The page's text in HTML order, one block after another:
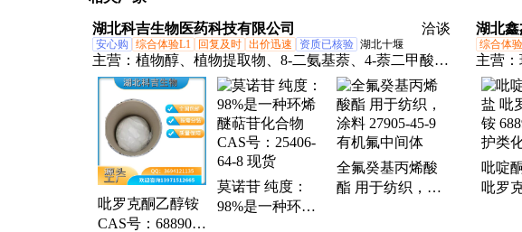
305nm。需有标准品对照。
湖北科吉生物医药科技有限公司 洽谈
安心购 综合体验L1 回复及时 出价迅速 资质已核验 湖北十堰
主营： 植物醇、植物提取物、8-二氨基萘、4-萘二甲酸、
8-氨基喹哪啶、聚二羟基吲哚、2-巯基噻唑啉、6-二羟基
吲哚氢、磷钼酸、石胆酸、乙烯基膦酸、劳伦酸、二水
合钼酸钠、4-辛氧基二苯碘六氟、麦角硫因、DL-樟脑
醌、羟乙基磺酸、钼酸、甲基丙烯酸氧杂环丁烷、三羟
甲基氨基甲烷盐酸、4-羟乙基哌嗪乙磺酸、5-甲基 N-乙
烯基、腺苷、L-谷氨酸-5-叔丁
吡罗克酮乙醇铵
CAS号：68890-
莫诺苷 纯度：
98%是一种环烯
全氟癸基丙烯酸
酯 用于纺织，涂
湖北鑫
综合体
主营：
氧化
聚甲
苯甲
素、
酸、
吡啶
吡罗